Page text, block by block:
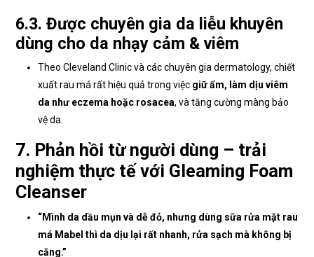
6.3. Được chuyên gia da liễu khuyên
dùng cho da nhạy cảm & viêm
Theo Cleveland Clinic và các chuyên gia dermatology, chiết
xuất rau má rất hiệu quả trong việc giữ ẩm, làm dịu viêm
da như eczema hoặc rosacea, và tăng cường màng bảo
vệ da.
7. Phản hồi từ người dùng – trải
nghiệm thực tế với Gleaming Foam
Cleanser
“Mình da dầu mụn và dễ đỏ, nhưng dùng sữa rửa mặt rau
má Mabel thì da dịu lại rất nhanh, rửa sạch mà không bị
căng.”